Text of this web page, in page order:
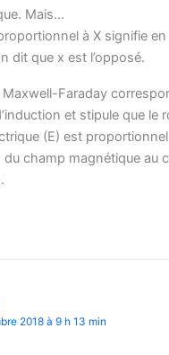
Mais…
à X signifie en
dit que x est l’opposé.
Maxwell-Faraday
et stipule que le
(E) est proportionnel
du champ magnétique au
2018 à 9 h 13 min